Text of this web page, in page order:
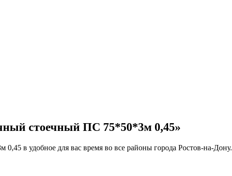
стоечный ПС 75*50*3м 0,45»
в удобное для вас время во все районы города Ростов-на-Дону.